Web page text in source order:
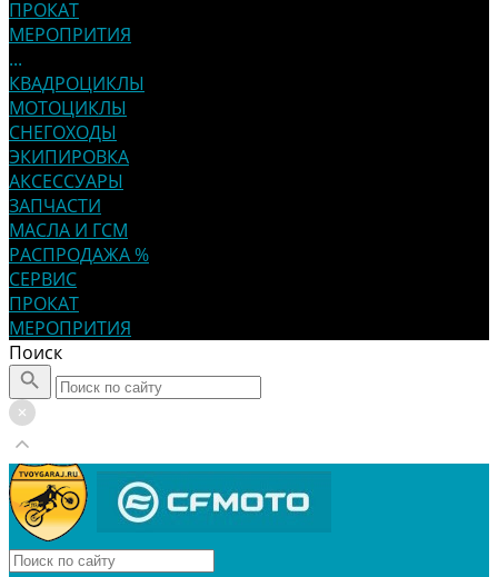
ПРОКАТ
МЕРОПРИТИЯ
...
КВАДРОЦИКЛЫ
МОТОЦИКЛЫ
СНЕГОХОДЫ
ЭКИПИРОВКА
АКСЕССУАРЫ
ЗАПЧАСТИ
МАСЛА И ГСМ
РАСПРОДАЖА %
СЕРВИС
ПРОКАТ
МЕРОПРИТИЯ
Поиск